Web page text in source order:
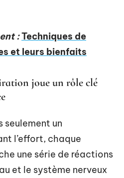
:Techniques de
et leurs bienfaits
joue un rôle clé
seulement un
l’effort, chaque
une série de réactions
et le système nerveux